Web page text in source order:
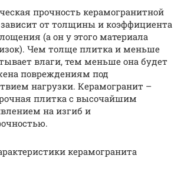
прочность керамогранитной
от толщины и коэффициента
(а он у этого материала
Чем толще плитка и меньше
влаги, тем меньше она будет
повреждениям под
нагрузки. Керамогранит –
плитка с высочайшим
на изгиб и
керамогранита